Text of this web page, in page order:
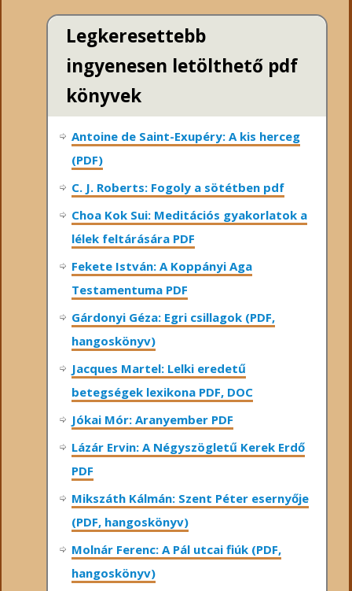
Legkeresettebb
ingyenesen letölthető pdf
könyvek
Antoine de Saint-Exupéry: A kis herceg
(PDF)
C. J. Roberts: Fogoly a sötétben pdf
Choa Kok Sui: Meditációs gyakorlatok a
lélek feltárására PDF
Fekete István: A Koppányi Aga
Testamentuma PDF
Gárdonyi Géza: Egri csillagok (PDF,
hangoskönyv)
Jacques Martel: Lelki eredetű
betegségek lexikona PDF, DOC
Jókai Mór: Aranyember PDF
Lázár Ervin: A Négyszögletű Kerek Erdő
PDF
Mikszáth Kálmán: Szent Péter esernyője
(PDF, hangoskönyv)
Molnár Ferenc: A Pál utcai fiúk (PDF,
hangoskönyv)